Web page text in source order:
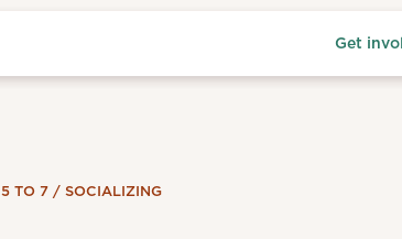
Get
5 TO 7 / SOCIALIZING